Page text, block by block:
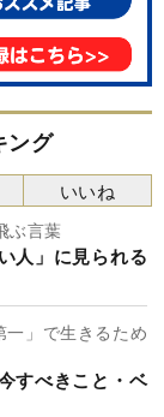
ング
ぶ言葉
人」に見られる
一」で生きるため
すべきこと・ベ
いいね